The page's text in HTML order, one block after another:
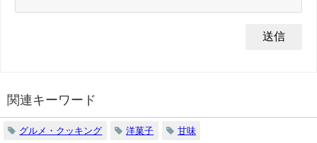
関連キーワード
グルメ・クッキング 洋菓子 甘味